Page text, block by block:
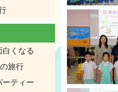
くなる
旅行
ティー